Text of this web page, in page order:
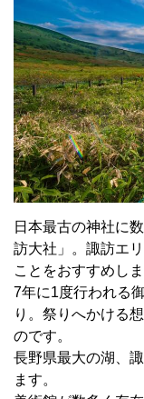
日本最古の神社に
訪大社」。諏訪エ
ことをおすすめしま
7年に1度行われる
り。祭りへかける
のです。
長野県最大の湖、
ます。